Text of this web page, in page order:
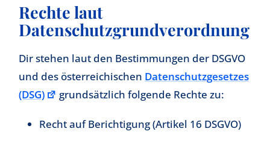
Rechte laut
Datenschutzgrundverordnung
Dir stehen laut den Bestimmungen der DSGVO
und des österreichischen Datenschutzgesetzes
(DSG)
grundsätzlich folgende Rechte zu:
Recht auf Berichtigung (Artikel 16 DSGVO)